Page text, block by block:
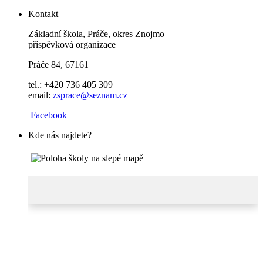
Kontakt
Základní škola, Práče, okres Znojmo –
příspěvková organizace
Práče 84, 67161
tel.: +420 736 405 309
email: zsprace@seznam.cz
Facebook
Kde nás najdete?